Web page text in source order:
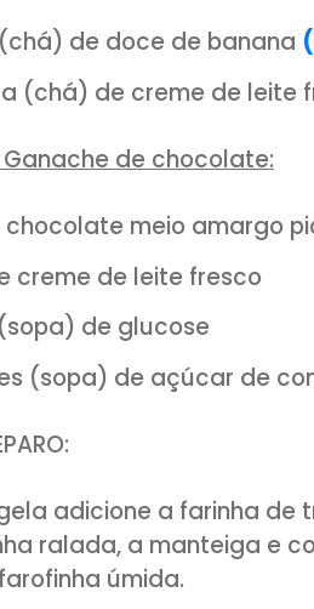
de 1/2 limão
se necessário
de confeiteiro para
banana:
(chá) de doce de
(chá) de creme